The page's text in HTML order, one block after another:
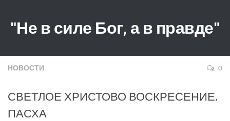
"Не в силе Бог, а в правде"
НОВОСТИ 0
СВЕТЛОЕ ХРИСТОВО ВОСКРЕСЕНИЕ.
ПАСХА